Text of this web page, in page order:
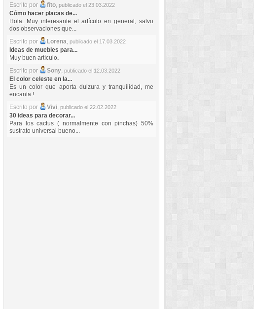
Escrito por fito, publicado el 23.03.2022
Cómo hacer placas de...
Hola. Muy interesante el artículo en general, salvo
dos observaciones que...
Escrito por
Lorena, publicado el 17.03.2022
Ideas de muebles para...
Muy buen artículo.
Escrito por
Sony, publicado el 12.03.2022
El color celeste en la...
Es un color que aporta dulzura y tranquilidad, me
encanta !
Escrito por
Vivi, publicado el 22.02.2022
30 ideas para decorar...
Para los cactus ( normalmente con pinchas) 50%
sustrato universal bueno...